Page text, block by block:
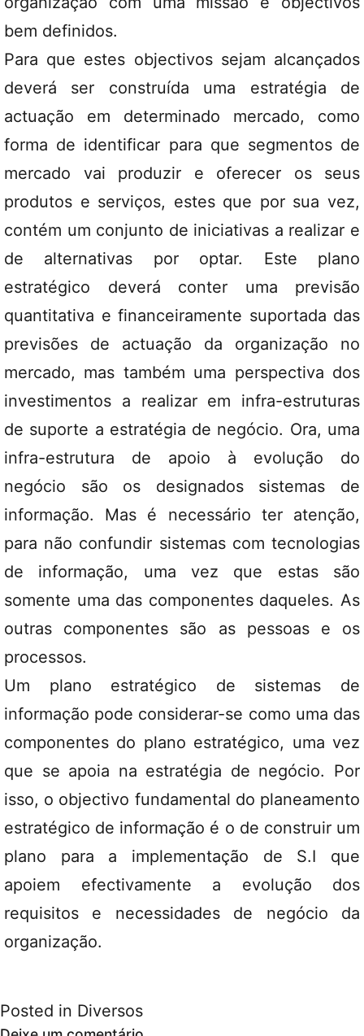
bem definidos.
Para que estes objectivos sejam alcançados
deverá ser construída uma estratégia de
actuação em determinado mercado, como
forma de identificar para que segmentos de
mercado vai produzir e oferecer os seus
produtos e serviços, estes que por sua vez,
contém um conjunto de iniciativas a realizar e
de alternativas por optar. Este plano
estratégico deverá conter uma previsão
quantitativa e financeiramente suportada das
previsões de actuação da organização no
mercado, mas também uma perspectiva dos
investimentos a realizar em infra-estruturas
de suporte a estratégia de negócio. Ora, uma
infra-estrutura de apoio à evolução do
negócio são os designados sistemas de
informação. Mas é necessário ter atenção,
para não confundir sistemas com tecnologias
de informação, uma vez que estas são
somente uma das componentes daqueles. As
outras componentes são as pessoas e os
processos.
Um plano estratégico de sistemas de
informação pode considerar-se como uma das
componentes do plano estratégico, uma vez
que se apoia na estratégia de negócio. Por
isso, o objectivo fundamental do planeamento
estratégico de informação é o de construir um
plano para a implementação de S.I que
apoiem efectivamente a evolução dos
requisitos e necessidades de negócio da
organização.
Posted in Diversos